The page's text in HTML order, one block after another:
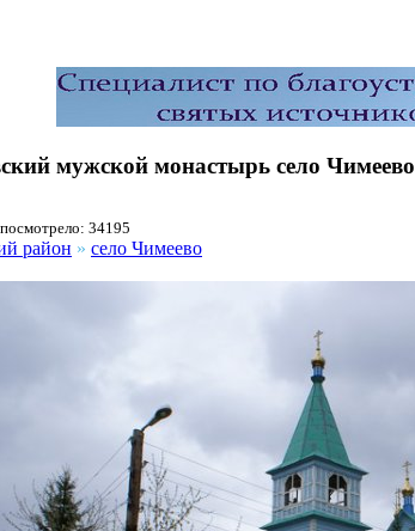
мужской монастырь село Чимеево
34195
район » село Чимеево